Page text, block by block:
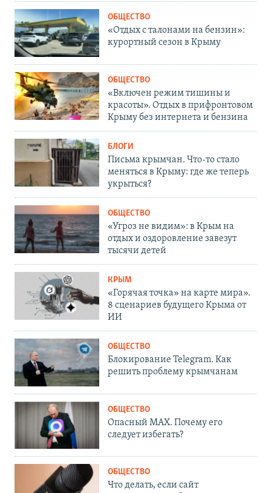
ОБЩЕСТВО
«Отдых с талонами на бензин»:
курортный сезон в Крыму
ОБЩЕСТВО
«Включен режим тишины и
красоты». Отдых в прифронтовом
Крыму без интернета и бензина
БЛОГИ
Письма крымчан. Что-то стало
меняться в Крыму: где же теперь
укрыться?
ОБЩЕСТВО
«Угроз не видим»: в Крым на
отдых и оздоровление завезут
тысячи детей
КРЫМ
«Горячая точка» на карте мира».
8 сценариев будущего Крыма от
ИИ
ОБЩЕСТВО
Блокирование Telegram. Как
решить проблему крымчанам
ОБЩЕСТВО
Опасный MAX. Почему его
следует избегать?
ОБЩЕСТВО
Что делать, если сайт